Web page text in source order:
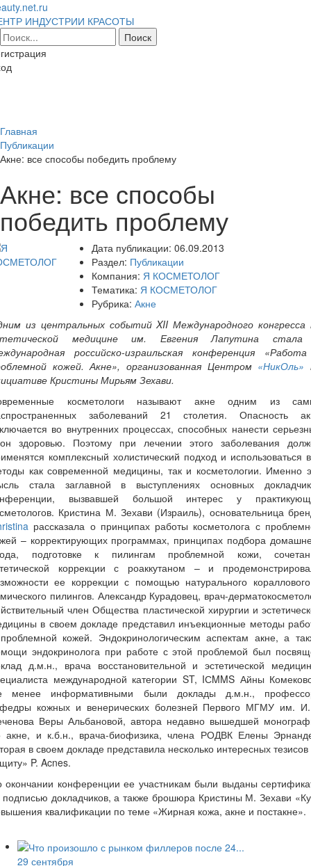
ИНДУСТРИИ КРАСОТЫ
Главная
Публикации
Акне: все способы победить проблему
Акне: все способы
победить проблему
Дата публикации: 06.09.2013
Раздел: Публикации
Компания: Я КОСМЕТОЛОГ
Тематика: Я КОСМЕТОЛОГ
Рубрика: Акне
из центральных событий XII Международного конгресса
медицине им. Евгения Лапутина
российско-израильская конференция
кожей. Акне», организованная Центром «НикОль»
Кристины Мирьям Зехави.
косметологи называют акне одним из
заболеваний 21 столетия. Опасность
во внутренних процессах, способных нанести
здоровью. Поэтому при лечении этого заболевания
комплексный холистический подход и использоваться
как современной медицины, так и косметологии. Именно
стала заглавной в выступлениях основных
вызвавшей большой интерес у
Кристина М. Зехави (Израиль), основательница
рассказала о принципах работы косметолога с
– корректирующих программах, принципах подбора
подготовке к пилингам проблемной кожи,
коррекции с роаккутаном – и
ее коррекции с помощью натурального
пилингов. Александр Курадовец, врач-
член Общества пластической хирургии и
в своем докладе представил инъекционные методы
кожей. Эндокринологическим аспектам акне, а
эндокринолога при работе с этой проблемой был
д.м.н., врача восстановительной и эстетической
международной категории ST, IСMMS Айны
менее информативными были доклады д.м.н.,
кожных и венерических болезней Первого МГМУ им.
Веры Альбановой, автора недавно вышедшей
акне, и к.б.н., врача-биофизика, члена РОДВК Елены
в своем докладе представила несколько интересных тезисов
P. Acnes.
окончании конференции ее участникам были выданы
подписью докладчиков, а также брошюра Кристины М. Зехави
квалификации по теме «Жирная кожа, акне и постакне».
29 сентября